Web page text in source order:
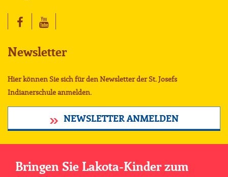
Newsletter
Hier können Sie sich für den Newsletter der St. Josefs
Indianerschule anmelden.
NEWSLETTER ANMELDEN
Bringen Sie Lakota-Kinder zum